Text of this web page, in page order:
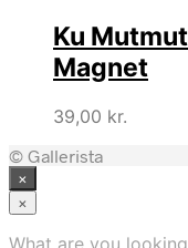
Ku
Magnet
39,00 kr.
© Gallerista
×
×
What are you